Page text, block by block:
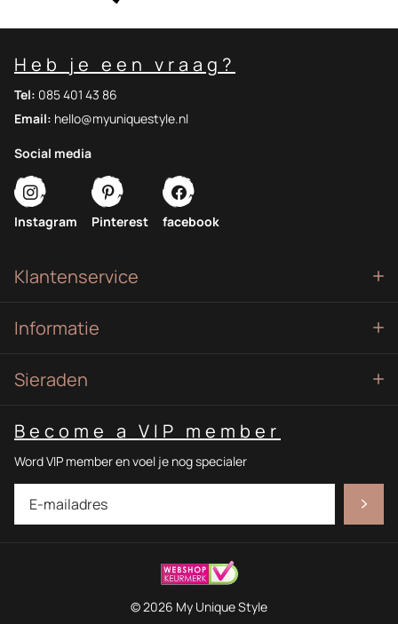
Klantenservice
Informatie
Sieraden
Become a VIP member
Word VIP member en voel je nog specialer
Heb je een vraag?
Tel: 085 401 43 86
Email: hello@myuniquestyle.nl
Social media
Instagram Pinterest facebook
©2026 My Unique Style